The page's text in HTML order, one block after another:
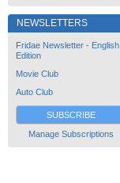
NEWSLETTERS
Fridae Newsletter - English
Edition
Movie Club
Auto Club
SUBSCRIBE
Manage Subscriptions